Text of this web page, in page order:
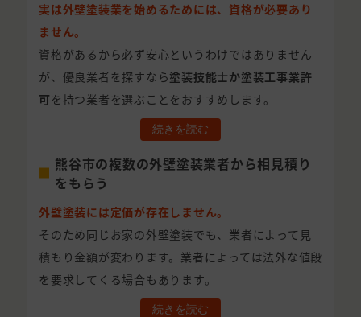
実は外壁塗装業を始めるためには、資格が必要あり
ません。
資格があるから必ず安心というわけではありません
が、優良業者を探すなら塗装技能士か塗装工事業許
可 を持つ業者を選ぶことをおすすめします。
続きを読む
熊谷市の複数の外壁塗装業者から相見積り
をもらう
外壁塗装には定価が存在しません。
そのため同じお家の外壁塗装でも、業者によって見
積もり金額が変わります。業者によっては法外な値段
を要求してくる場合もあります。
続きを読む